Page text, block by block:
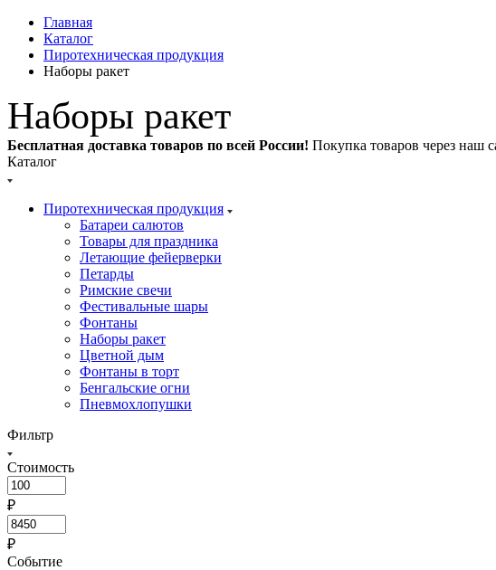
Главная
Каталог
Пиротехническая продукция
Наборы ракет
Наборы ракет
Бесплатная доставка товаров по всей России! Покупка товаров через наш
Каталог
Пиротехническая продукция
Батареи салютов
Товары для праздника
Летающие фейерверки
Петарды
Римские свечи
Фестивальные шары
Фонтаны
Наборы ракет
Цветной дым
Фонтаны в торт
Бенгальские огни
Пневмохлопушки
Фильтр
Стоимость
₽
₽
Событие